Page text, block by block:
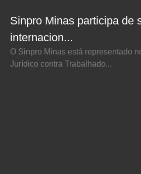
Sinpro Minas participa de
internacion...
O Sinpro Minas está representado
Jurídico contra Trabalhado...